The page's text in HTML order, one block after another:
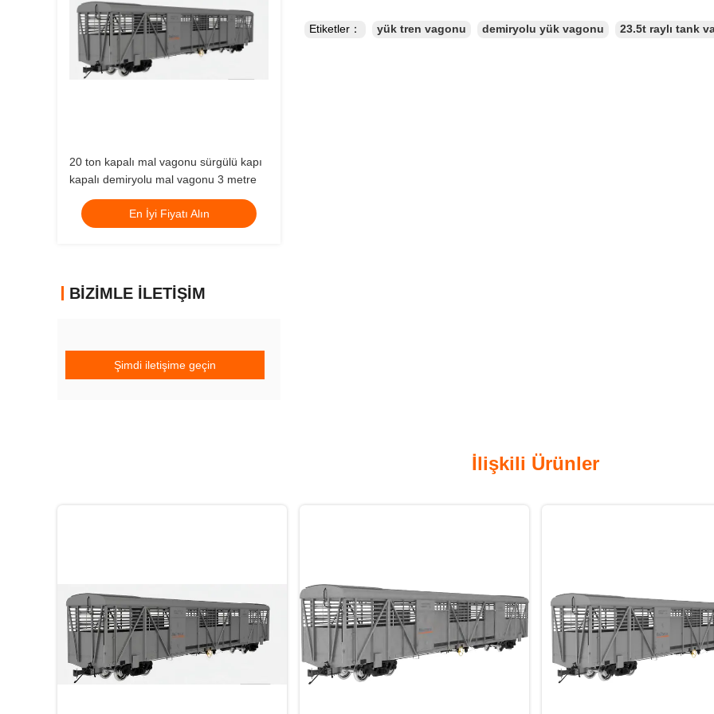
20 ton kapalı mal vagonu sürgülü kapı
kapalı demiryolu mal vagonu 3 metre
En İyi Fiyatı Alın
BIZIMLE İLETIŞIM
Şimdi iletişime geçin
Etiketler： yük tren vagonu demiryolu yük vagonu 23.5t raylı tank
İlişkili Ürünler